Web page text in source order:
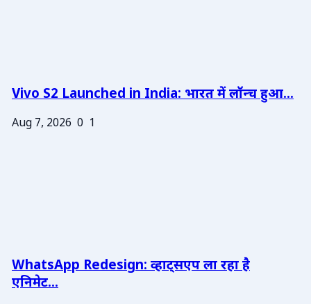
Vivo S2 Launched in India: भारत में लॉन्च हुआ...
Aug 7, 2026 0 1
WhatsApp Redesign: व्हाट्सएप ला रहा है
एनिमेट...